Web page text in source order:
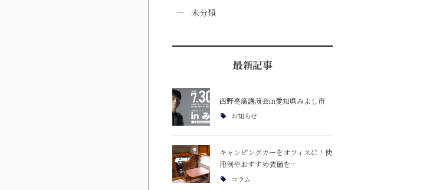
未分類
最新記事
西野亮廣講演会in愛知県みよし市
お知らせ
キャンピングカーをオフィスに！使
用例やおすすめ装備を…
コラム